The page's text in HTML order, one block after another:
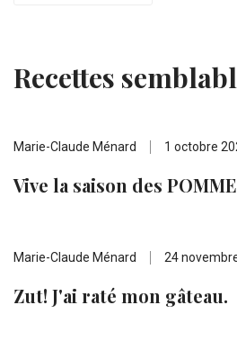
Recettes
Vive la saison des
Marie-Claude Ménard 1 octobre
Zut! J'ai raté mon gâteau.
Marie-Claude Ménard 24